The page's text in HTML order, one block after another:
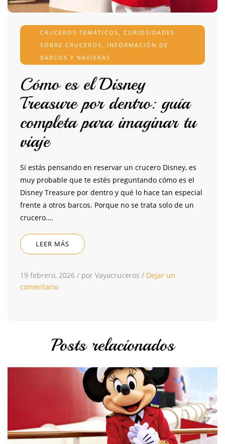
CRUCEROS TEMÁTICOS, CURIOSIDADES
SOBRE CRUCEROS, INFORMACIÓN DE
BARCOS Y NAVIERAS
Cómo es el Disney
Treasure por dentro: guía
completa para imaginar tu
viaje
Si estás pensando en reservar un crucero Disney, es
muy probable que te estés preguntando cómo es el
Disney Treasure por dentro y qué lo hace tan especial
frente a otros barcos. Porque no se trata solo de un
crucero….
LEER MÁS
19 febrero, 2026 / por Vayacruceros / Dejar un
comentario
Posts relacionados